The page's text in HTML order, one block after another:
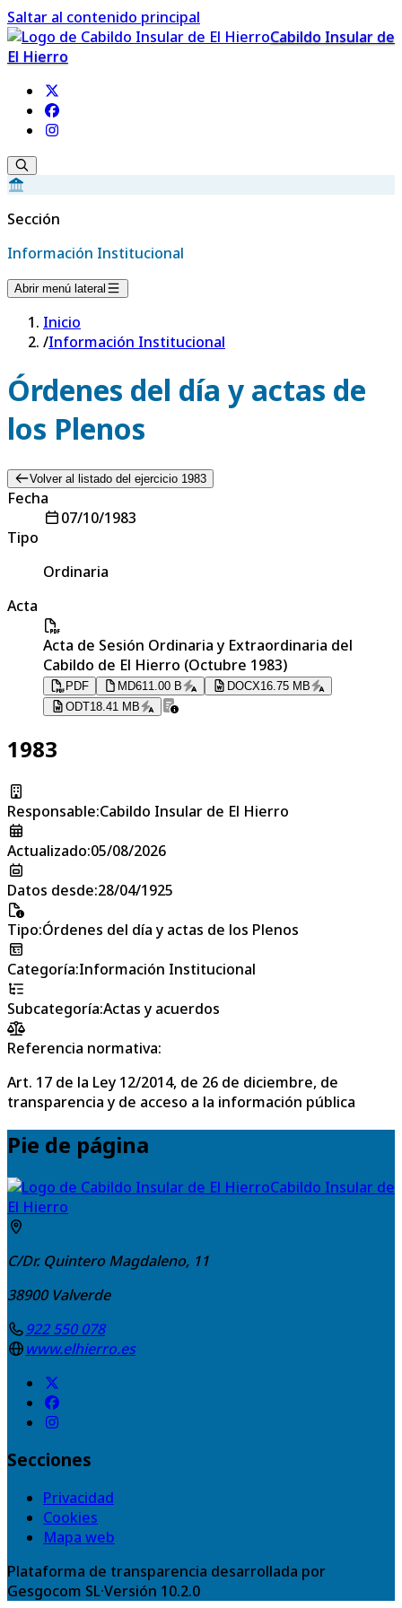
Saltar al contenido principal
Cabildo Insular de
El Hierro
Sección
Información Institucional
Abrir menú lateral
Inicio
/Información Institucional
Órdenes del día y actas de
los Plenos
Volver al listado del ejercicio 1983
Fecha
07/10/1983
Tipo
Ordinaria
Acta
Acta de Sesión Ordinaria y Extraordinaria del
Cabildo de El Hierro (Octubre 1983)
PDF MD611.00 B DOCX16.75 MB
ODT18.41 MB
1983
Responsable:Cabildo Insular de El Hierro
Actualizado:05/08/2026
Datos desde:28/04/1925
Tipo:Órdenes del día y actas de los Plenos
Categoría:Información Institucional
Subcategoría:Actas y acuerdos
Referencia normativa:
Art. 17 de la Ley 12/2014, de 26 de diciembre, de
transparencia y de acceso a la información pública
Pie de página
Cabildo Insular de
El Hierro
C/Dr. Quintero Magdaleno, 11
38900 Valverde
922 550 078
www.elhierro.es
Secciones
Privacidad
Cookies
Mapa web
Plataforma de transparencia desarrollada por
Gesgocom SL·Versión 10.2.0